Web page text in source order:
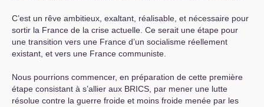
C’est un rêve ambitieux, exaltant, réalisable, et nécessaire pour
sortir la France de la crise actuelle. Ce serait une étape pour
une transition vers une France d’un socialisme réellement
existant, et vers une France communiste.
Nous pourrions commencer, en préparation de cette première
étape consistant à s’allier aux BRICS , par mener une lutte
résolue contre la guerre froide et moins froide menée par les